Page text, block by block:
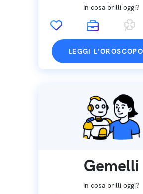
In cosa brilli oggi?
LEGGI L'OROSCOPO
Gemelli
In cosa brilli oggi?